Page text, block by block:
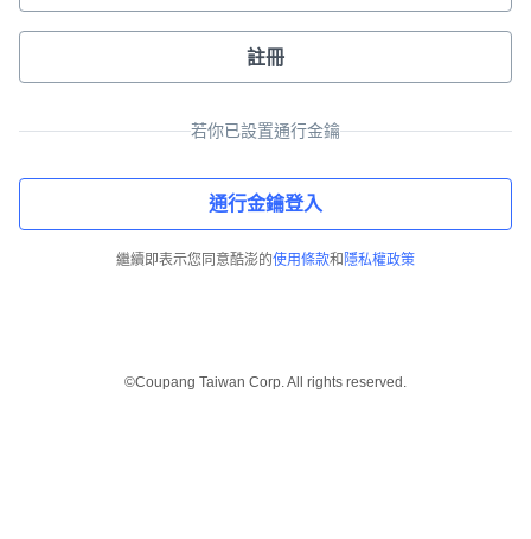
註冊
若你已設置通行金鑰
通行金鑰登入
繼續即表示您同意酷澎的使用條款和 隱私權政策
©Coupang Taiwan Corp. All rights reserved.